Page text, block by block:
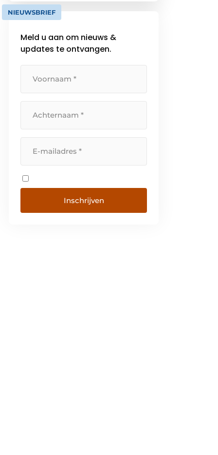
stockageruimte te onzer
beschikking waren. Op 28
NIEUWSBRIEF
Meld u aan om nieuws &
updates te ontvangen.